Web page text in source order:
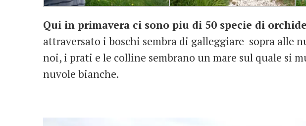
Qui in primavera ci sono piu di 50 specie di
attraversato i boschi sembra di galleggiare sopra alle
noi, i prati e le colline sembrano un mare sul quale si
nuvole bianche.